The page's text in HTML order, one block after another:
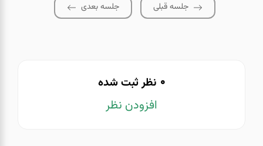
جلسه قبلی جلسه بعدی
0 نظر ثبت شده
افزودن نظر